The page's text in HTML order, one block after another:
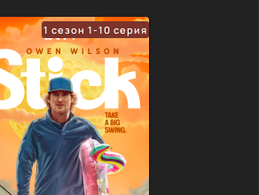
1 сезон 1-10 серия